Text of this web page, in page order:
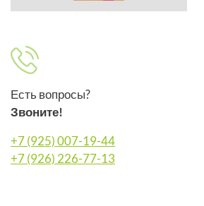
Есть вопросы?
Звоните!
+7 (925) 007-19-44
+7 (926) 226-77-13